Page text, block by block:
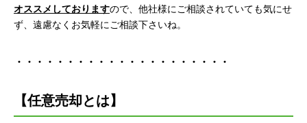
オススメしておりますので、他社様にご相談されていても気にせ
ず、遠慮なくお気軽にご相談下さいね。
・・・・・・・・・・・・・・・・・・・・・
【任意売却とは】